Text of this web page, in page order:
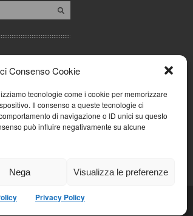
Consenso Cookie
tecnologie come i cookie per memorizzare
Il consenso a queste tecnologie ci
di navigazione o ID unici su questo
può influire negativamente su alcune
Nega Visualizza le preferenze
Privacy Policy